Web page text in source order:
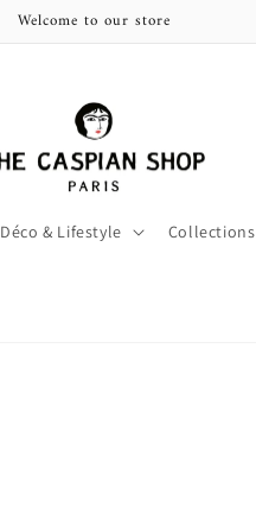
Welcome to our store
Déco & Lifestyle Collections